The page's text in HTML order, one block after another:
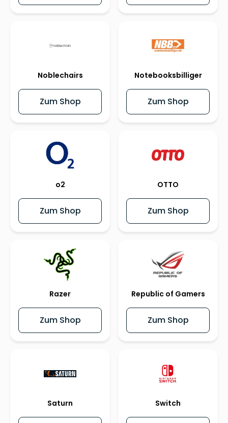
Noblechairs
Zum Shop
Notebooksbilliger
Zum Shop
o2
Zum Shop
OTTO
Zum Shop
Razer
Zum Shop
Republic of Gamers
Zum Shop
Saturn Switch